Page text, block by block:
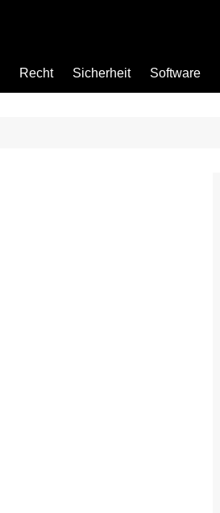
Recht Sicherheit Software